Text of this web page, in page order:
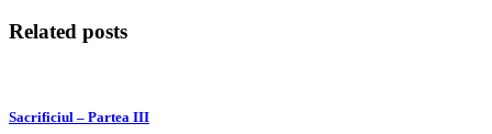
Related posts
Sacrificiul – Partea III